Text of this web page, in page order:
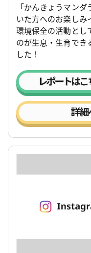
「かんきょうマン
いた方へのお楽し
環境保全の活動とし
のが生息・生育でき
した！